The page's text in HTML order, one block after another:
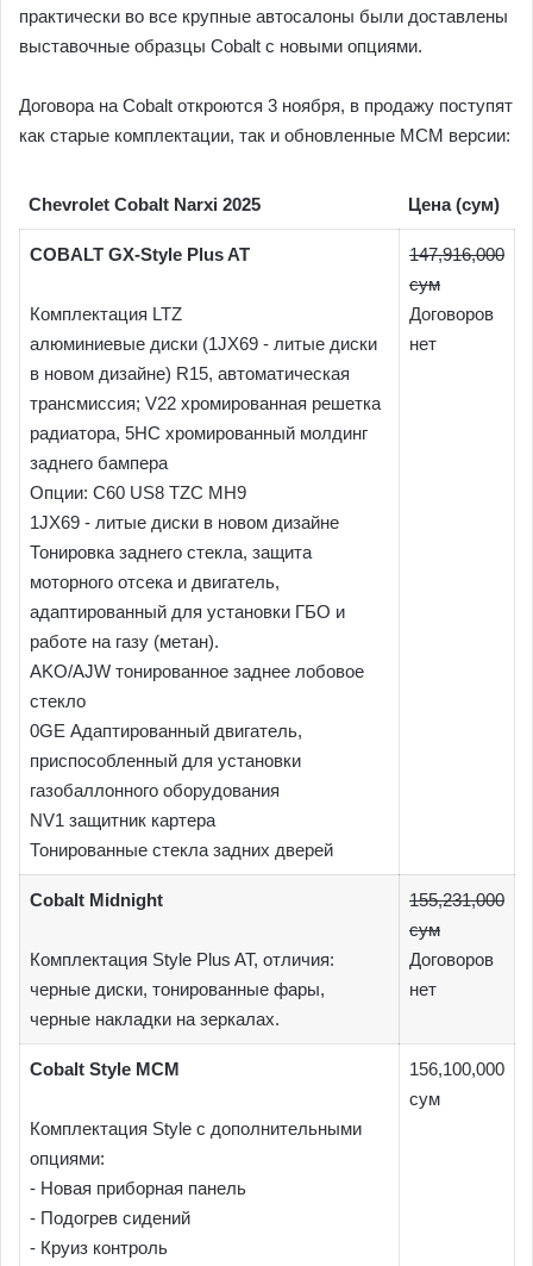
практически во все крупные автосалоны были доставлены
выставочные образцы Cobalt с новыми опциями.
Договора на Cobalt откроются 3 ноября, в продажу поступят
как старые комплектации, так и обновленные MCM версии:
Chevrolet Cobalt Narxi 2025 Цена (сум)
COBALT GX-Style Plus AT
Комплектация LTZ
алюминиевые диски (1JX69 - литые диски
в новом дизайне) R15, автоматическая
трансмиссия; V22 хромированная решетка
радиатора, 5HC хромированный молдинг
заднего бампера
Опции: C60 US8 TZC MH9
1JX69 - литые диски в новом дизайне
Тонировка заднего стекла, защита
моторного отсека и двигатель,
адаптированный для установки ГБО и
работе на газу (метан).
AKO/AJW тонированное заднее лобовое
стекло
0GE Адаптированный двигатель,
приспособленный для установки
газобаллонного оборудования
NV1 защитник картера
Тонированные стекла задних дверей
147,916,000
сум
Договоров
нет
Cobalt Midnight
Комплектация Style Plus AT, отличия:
черные диски, тонированные фары,
черные накладки на зеркалах.
155,231,000
сум
Договоров
нет
Cobalt Style MCM
Комплектация Style c дополнительными
опциями:
- Новая приборная панель
- Подогрев сидений
- Круиз контроль
156,100,000
сум